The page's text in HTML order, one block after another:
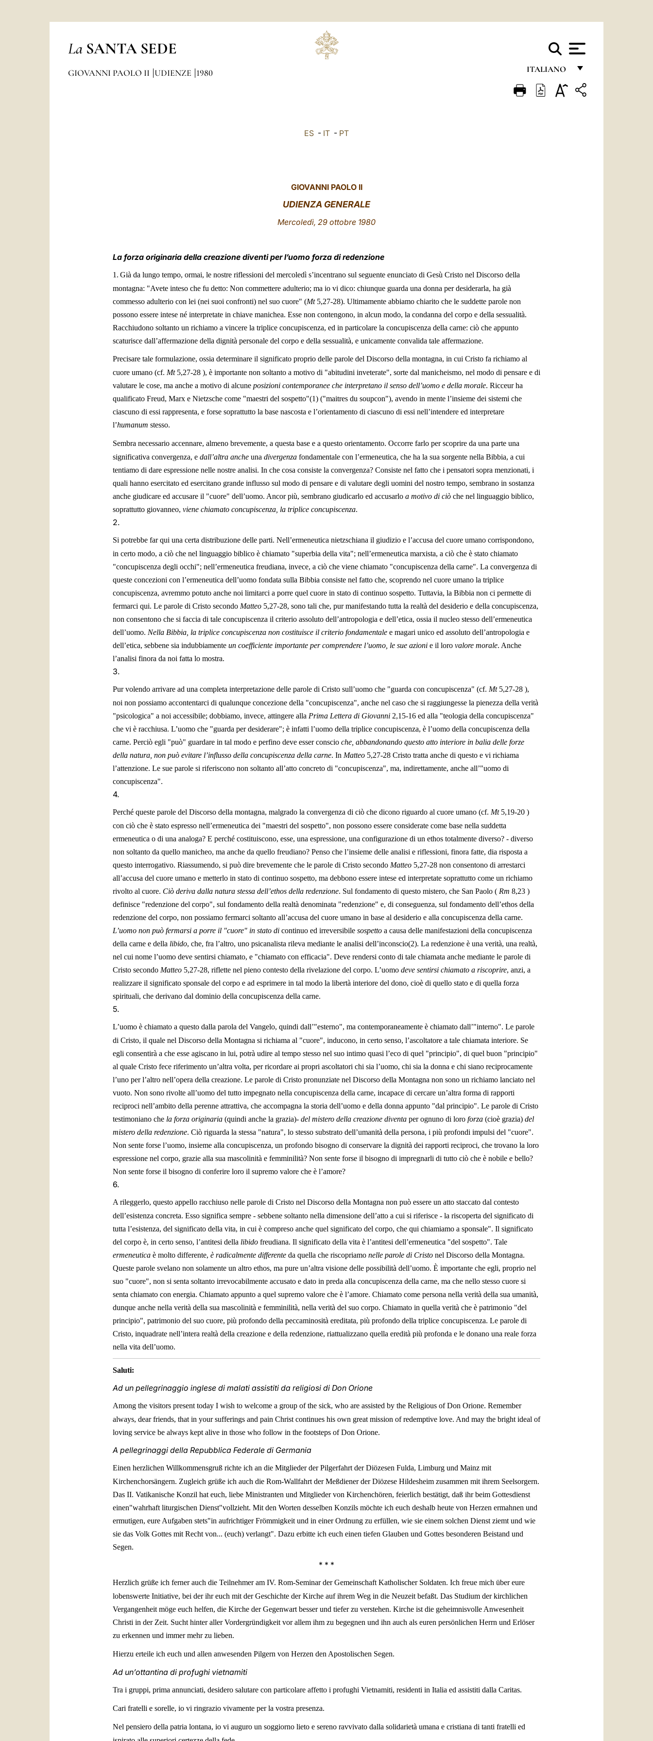
La SANTA SEDE
ITALIANO
FRANÇAIS
GIOVANNI PAOLO II UDIENZE 1980
ES - IT - PT
GIOVANNI PAOLO II
UDIENZA GENERALE
Mercoledì, 29 ottobre 1980
La forza originaria della creazione diventi per l’uomo forza di redenzione
1. Già da lungo tempo, ormai, le nostre riflessioni del mercoledì s’incentrano sul seguente enunciato di Gesù Cristo nel Discorso della
montagna: "Avete inteso che fu detto: Non commettere adulterio; ma io vi dico: chiunque guarda una donna per desiderarla, ha già
commesso adulterio con lei (nei suoi confronti) nel suo cuore" (Mt5,27-28). Ultimamente abbiamo chiarito che le suddette parole non
possono essere intese né interpretate in chiave manichea. Esse non contengono, in alcun modo, la condanna del corpo e della sessualità.
Racchiudono soltanto un richiamo a vincere la triplice concupiscenza, ed in particolare la concupiscenza della carne: ciò che appunto
scaturisce dall’affermazione della dignità personale del corpo e della sessualità, e unicamente convalida tale affermazione.
Precisare tale formulazione, ossia determinare il significato proprio delle parole del Discorso della montagna, in cui Cristo fa richiamo al
cuore umano (cf. Mt5,27-28 ), è importante non soltanto a motivo di "abitudini inveterate", sorte dal manicheismo, nel modo di pensare e di
valutare le cose, ma anche a motivo di alcune posizioni contemporanee che interpretano il senso dell’uomo e della morale. Ricceur ha
qualificato Freud, Marx e Nietzsche come "maestri del sospetto"(1) ("maitres du soupcon"), avendo in mente l’insieme dei sistemi che
ciascuno di essi rappresenta, e forse soprattutto la base nascosta e l’orientamento di ciascuno di essi nell’intendere ed interpretare
l’humanum stesso.
Sembra necessario accennare, almeno brevemente, a questa base e a questo orientamento. Occorre farlo per scoprire da una parte una
significativa convergenza, e dall’altra anche una divergenza fondamentale con l’ermeneutica, che ha la sua sorgente nella Bibbia, a cui
tentiamo di dare espressione nelle nostre analisi. In che cosa consiste la convergenza? Consiste nel fatto che i pensatori sopra menzionati, i
quali hanno esercitato ed esercitano grande influsso sul modo di pensare e di valutare degli uomini del nostro tempo, sembrano in sostanza
anche giudicare ed accusare il "cuore" dell’uomo. Ancor più, sembrano giudicarlo ed accusarlo a motivo di ciò che nel linguaggio biblico,
soprattutto giovanneo, viene chiamato concupiscenza, la triplice concupiscenza.
2.
Si potrebbe far qui una certa distribuzione delle parti. Nell’ermeneutica nietzschiana il giudizio e l’accusa del cuore umano corrispondono,
in certo modo, a ciò che nel linguaggio biblico è chiamato "superbia della vita"; nell’ermeneutica marxista, a ciò che è stato chiamato
"concupiscenza degli occhi"; nell’ermeneutica freudiana, invece, a ciò che viene chiamato "concupiscenza della carne". La convergenza di
queste concezioni con l’ermeneutica dell’uomo fondata sulla Bibbia consiste nel fatto che, scoprendo nel cuore umano la triplice
concupiscenza, avremmo potuto anche noi limitarci a porre quel cuore in stato di continuo sospetto. Tuttavia, la Bibbia non ci permette di
fermarci qui. Le parole di Cristo secondo Matteo 5,27-28, sono tali che, pur manifestando tutta la realtà del desiderio e della concupiscenza,
non consentono che si faccia di tale concupiscenza il criterio assoluto dell’antropologia e dell’etica, ossia il nucleo stesso dell’ermeneutica
dell’uomo. Nella Bibbia, la triplice concupiscenza non costituisce il criterio fondamentale e magari unico ed assoluto dell’antropologia e
dell’etica, sebbene sia indubbiamente un coefficiente importante per comprendere l’uomo, le sue azioni e il loro valore morale. Anche
l’analisi finora da noi fatta lo mostra.
3.
Pur volendo arrivare ad una completa interpretazione delle parole di Cristo sull’uomo che "guarda con concupiscenza" (cf. Mt5,27-28 ),
noi non possiamo accontentarci di qualunque concezione della "concupiscenza", anche nel caso che si raggiungesse la pienezza della verità
"psicologica" a noi accessibile; dobbiamo, invece, attingere alla Prima Lettera di Giovanni 2,15-16 ed alla "teologia della concupiscenza"
che vi è racchiusa. L’uomo che "guarda per desiderare"; è infatti l’uomo della triplice concupiscenza, è l’uomo della concupiscenza della
carne. Perciò egli "può" guardare in tal modo e perfino deve esser conscio che, abbandonando questo atto interiore in balia delle forze
della natura, non può evitare l’influsso della concupiscenza della carne. In Matteo 5,27-28 Cristo tratta anche di questo e vi richiama
l’attenzione. Le sue parole si riferiscono non soltanto all’atto concreto di "concupiscenza", ma, indirettamente, anche all’"uomo di
concupiscenza".
4.
Perché queste parole del Discorso della montagna, malgrado la convergenza di ciò che dicono riguardo al cuore umano (cf. Mt5,19-20 )
con ciò che è stato espresso nell’ermeneutica dei "maestri del sospetto", non possono essere considerate come base nella suddetta
ermeneutica o di una analoga? E perché costituiscono, esse, una espressione, una configurazione di un ethos totalmente diverso? - diverso
non soltanto da quello manicheo, ma anche da quello freudiano? Penso che l’insieme delle analisi e riflessioni, finora fatte, dia risposta a
questo interrogativo. Riassumendo, si può dire brevemente che le parole di Cristo secondo Matteo 5,27-28 non consentono di arrestarci
all’accusa del cuore umano e metterlo in stato di continuo sospetto, ma debbono essere intese ed interpretate soprattutto come un richiamo
rivolto al cuore. Ciò deriva dalla natura stessa dell’ethos della redenzione. Sul fondamento di questo mistero, che San Paolo ( Rm 8,23 )
definisce "redenzione del corpo", sul fondamento della realtà denominata "redenzione" e, di conseguenza, sul fondamento dell’ethos della
redenzione del corpo, non possiamo fermarci soltanto all’accusa del cuore umano in base al desiderio e alla concupiscenza della carne.
L’uomo non può fermarsi a porre il "cuore" in stato di continuo ed irreversibile sospetto a causa delle manifestazioni della concupiscenza
della carne e della libido, che, fra l’altro, uno psicanalista rileva mediante le analisi dell’inconscio(2). La redenzione è una verità, una realtà,
nel cui nome l’uomo deve sentirsi chiamato, e "chiamato con efficacia". Deve rendersi conto di tale chiamata anche mediante le parole di
Cristo secondo Matteo 5,27-28, riflette nel pieno contesto della rivelazione del corpo. L’uomo deve sentirsi chiamato a riscoprire, anzi, a
realizzare il significato sponsale del corpo e ad esprimere in tal modo la libertà interiore del dono, cioè di quello stato e di quella forza
spirituali, che derivano dal dominio della concupiscenza della carne.
5.
L’uomo è chiamato a questo dalla parola del Vangelo, quindi dall’"esterno", ma contemporaneamente è chiamato dall’"interno". Le parole
di Cristo, il quale nel Discorso della Montagna si richiama al "cuore", inducono, in certo senso, l’ascoltatore a tale chiamata interiore. Se
egli consentirà a che esse agiscano in lui, potrà udire al tempo stesso nel suo intimo quasi l’eco di quel "principio", di quel buon "principio"
al quale Cristo fece riferimento un’altra volta, per ricordare ai propri ascoltatori chi sia l’uomo, chi sia la donna e chi siano reciprocamente
l’uno per l’altro nell’opera della creazione. Le parole di Cristo pronunziate nel Discorso della Montagna non sono un richiamo lanciato nel
vuoto. Non sono rivolte all’uomo del tutto impegnato nella concupiscenza della carne, incapace di cercare un’altra forma di rapporti
reciproci nell’ambito della perenne attrattiva, che accompagna la storia dell’uomo e della donna appunto "dal principio". Le parole di Cristo
testimoniano che la forza originaria (quindi anche la grazia)- del mistero della creazione diventa per ognuno di loro forza (cioè grazia) del
mistero della redenzione. Ciò riguarda la stessa "natura", lo stesso substrato dell’umanità della persona, i più profondi impulsi del "cuore".
Non sente forse l’uomo, insieme alla concupiscenza, un profondo bisogno di conservare la dignità dei rapporti reciproci, che trovano la loro
espressione nel corpo, grazie alla sua mascolinità e femminilità? Non sente forse il bisogno di impregnarli di tutto ciò che è nobile e bello?
Non sente forse il bisogno di conferire loro il supremo valore che è l’amore?
6.
A rileggerlo, questo appello racchiuso nelle parole di Cristo nel Discorso della Montagna non può essere un atto staccato dal contesto
dell’esistenza concreta. Esso significa sempre - sebbene soltanto nella dimensione dell’atto a cui si riferisce - la riscoperta del significato di
tutta l’esistenza, del significato della vita, in cui è compreso anche quel significato del corpo, che qui chiamiamo a sponsale". Il significato
del corpo è, in certo senso, l’antitesi della libido freudiana. Il significato della vita è l’antitesi dell’ermeneutica "del sospetto". Tale
ermeneutica è molto differente, è radicalmente differente da quella che riscopriamo nelle parole di Cristo nel Discorso della Montagna.
Queste parole svelano non solamente un altro ethos, ma pure un’altra visione delle possibilità dell’uomo. È importante che egli, proprio nel
suo "cuore", non si senta soltanto irrevocabilmente accusato e dato in preda alla concupiscenza della carne, ma che nello stesso cuore si
senta chiamato con energia. Chiamato appunto a quel supremo valore che è l’amore. Chiamato come persona nella verità della sua umanità,
dunque anche nella verità della sua mascolinità e femminilità, nella verità del suo corpo. Chiamato in quella verità che è patrimonio "del
principio", patrimonio del suo cuore, più profondo della peccaminosità ereditata, più profondo della triplice concupiscenza. Le parole di
Cristo, inquadrate nell’intera realtà della creazione e della redenzione, riattualizzano quella eredità più profonda e le donano una reale forza
nella vita dell’uomo.
Saluti:
Ad un pellegrinaggio inglese di malati assistiti da religiosi di Don Orione
Among the visitors present today I wish to welcome a group of the sick, who are assisted by the Religious of Don Orione. Remember
always, dear friends, that in your sufferings and pain Christ continues his own great mission of redemptive love. And may the bright ideal of
loving service be always kept alive in those who follow in the footsteps of Don Orione.
A pellegrinaggi della Repubblica Federale di Germania
Einen herzlichen Willkommensgruß richte ich an die Mitglieder der Pilgerfahrt der Diözesen Fulda, Limburg und Mainz mit
Kirchenchorsängern. Zugleich grüße ich auch die Rom-Wallfahrt der Meßdiener der Diözese Hildesheim zusammen mit ihrem Seelsorgern.
Das II. Vatikanische Konzil hat euch, liebe Ministranten und Mitglieder von Kirchenchören, feierlich bestätigt, daß ihr beim Gottesdienst
einen"wahrhaft liturgischen Dienst"vollzieht. Mit den Worten desselben Konzils möchte ich euch deshalb heute von Herzen ermahnen und
ermutigen, eure Aufgaben stets"in aufrichtiger Frömmigkeit und in einer Ordnung zu erfüllen, wie sie einem solchen Dienst ziemt und wie
sie das Volk Gottes mit Recht von... (euch) verlangt". Dazu erbitte ich euch einen tiefen Glauben und Gottes besonderen Beistand und
Segen.
* * *
Herzlich grüße ich ferner auch die Teilnehmer am IV. Rom-Seminar der Gemeinschaft Katholischer Soldaten. Ich freue mich über eure
lobenswerte Initiative, bei der ihr euch mit der Geschichte der Kirche auf ihrem Weg in die Neuzeit befaßt. Das Studium der kirchlichen
Vergangenheit möge euch helfen, die Kirche der Gegenwart besser und tiefer zu verstehen. Kirche ist die geheimnisvolle Anwesenheit
Christi in der Zeit. Sucht hinter aller Vordergründigkeit vor allem ihm zu begegnen und ihn auch als euren persönlichen Herrn und Erlöser
zu erkennen und immer mehr zu lieben.
Hierzu erteile ich euch und allen anwesenden Pilgern von Herzen den Apostolischen Segen.
Ad un’ottantina di profughi vietnamiti
Tra i gruppi, prima annunciati, desidero salutare con particolare affetto i profughi Vietnamiti, residenti in Italia ed assistiti dalla Caritas.
Cari fratelli e sorelle, io vi ringrazio vivamente per la vostra presenza.
Nel pensiero della patria lontana, io vi auguro un soggiorno lieto e sereno ravvivato dalla solidarietà umana e cristiana di tanti fratelli ed